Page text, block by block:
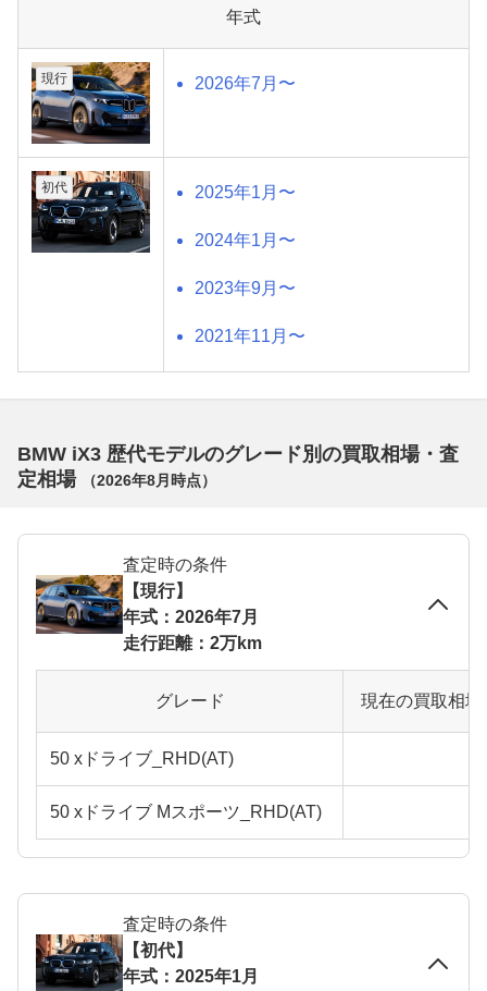
年式
現行 2026年7月〜
初代 2025年1月〜
2024年1月〜
2023年9月〜
2021年11月〜
BMW iX3 歴代モデルのグレード別の買取相場・査
定相場
（2026年8月 時点）
査定時の条件
【現行】
年式：2026年7月
走行距離：2万km
グレード 現在の買取相
50 xドライブ_RHD(AT)
50 xドライブ Mスポーツ_RHD(AT)
査定時の条件
【初代】
年式：2025年1月